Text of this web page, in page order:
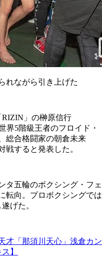
れながら引き上げた
」の榊原信行
界5階級王者のフロイド・
総合格闘家の朝倉未来
戦すると発表した。
タ五輪のボクシング・フェ
転向。プロボクシングでは
げた。
才「那須川天心」浅倉カン
】